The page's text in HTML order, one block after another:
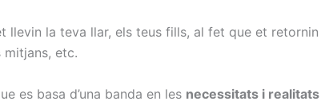
llevin la teva llar, els teus fills, al fet que et
etc.
es basa d’una banda en les necessitats i realitats